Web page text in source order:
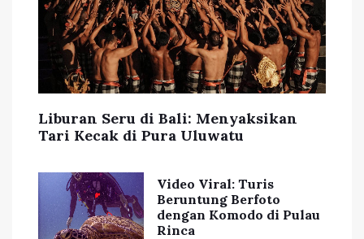
Liburan Seru di Bali: Menyaksikan
Tari Kecak di Pura Uluwatu
Video Viral: Turis
Beruntung Berfoto
dengan Komodo di Pulau
Rinca